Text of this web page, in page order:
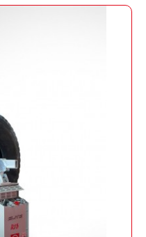
LKW-Reifen,
mittels Druck